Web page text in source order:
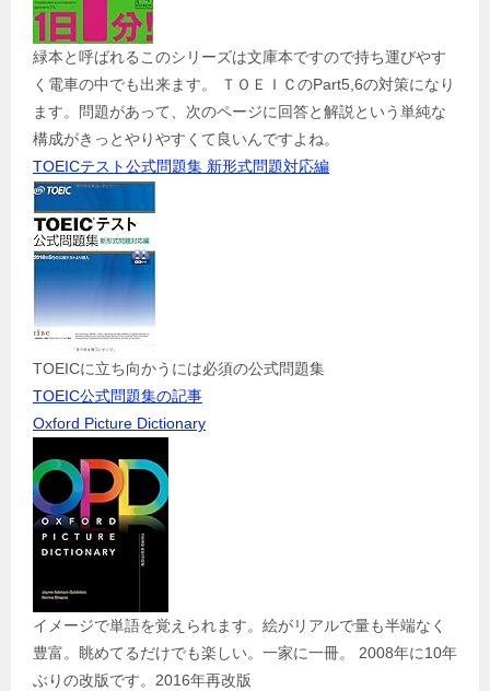
緑本と呼ばれるこのシリーズは文庫本ですので持ち運びやす
く電車の中でも出来ます。 ＴＯＥＩＣのPart5,6の対策になり
ます。問題があって、次のページに回答と解説という単純な
構成がきっとやりやすくて良いんですよね。
TOEICテスト公式問題集 新形式問題対応編
TOEICに立ち向かうには必須の公式問題集
TOEIC公式問題集の記事
Oxford Picture Dictionary
イメージで単語を覚えられます。絵がリアルで量も半端なく
豊富。眺めてるだけでも楽しい。一家に一冊。 2008年に10年
ぶりの改版です。2016年再改版